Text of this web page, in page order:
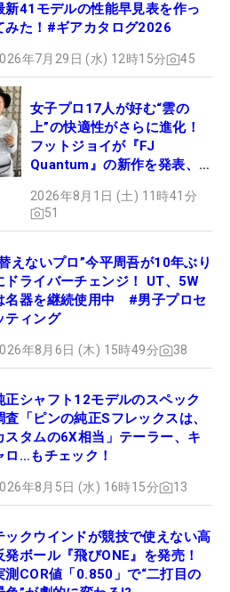
新41モデルの性能早見表を作っ
みた！#ギアカタログ2026
年7月29日 (水) 12時15分 45
女子プロ17人が好む“雲の
上”の快適性がさらに進化！
フットジョイが『FJ
Quantum』の新作を発表、8
2026年8月1日 (土) 11時41分
51
えないプロ”今平周吾が10年ぶり
ドライバーチェンジ！ UT、5W
名器を継続使用中 #男子プロセ
ティング
年8月6日 (木) 15時49分 38
正シャフト12モデルのスペック
査「ピンの純正Sフレックスは、
スタムの6X相当」テーラー、キ
ロ…もチェック！
年8月5日 (水) 16時15分 13
ックウインドが競技で使えない高
発ボール『飛びONE』を発売！
測COR値「0.850」で“二打目の